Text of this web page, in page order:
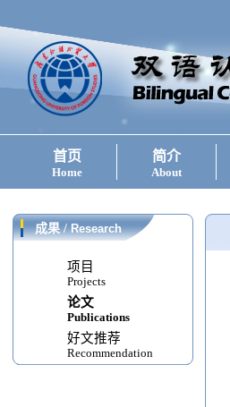
首页
Home
简介
About
成果/Research
项目
Projects
论文
Publications
好文推荐
Recommendation